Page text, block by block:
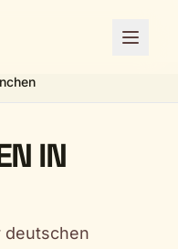
Menü
IN
deutschen